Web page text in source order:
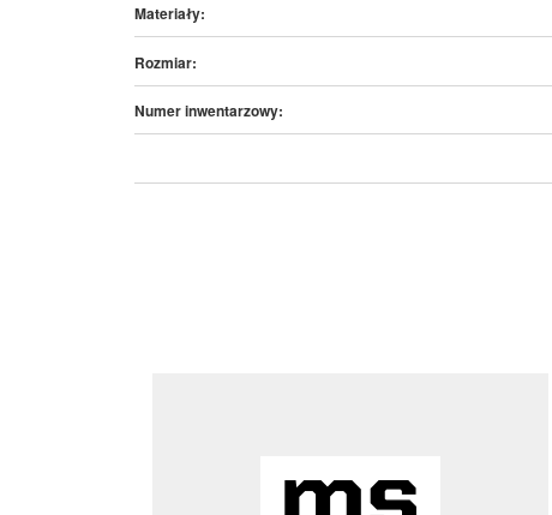
Materiały:
Rozmiar:
Numer inwentarzowy: